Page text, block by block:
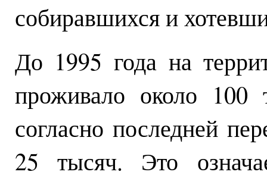
собиравшихся и
До 1995 года на
проживало около 100
согласно последней
25 тысяч. Это